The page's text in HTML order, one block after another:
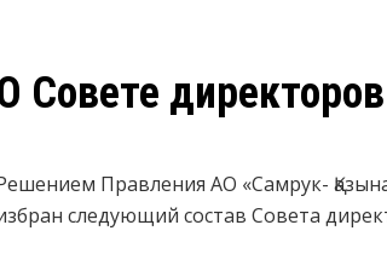
Совете
Правления АО «Самрук-
следующий состав Совета